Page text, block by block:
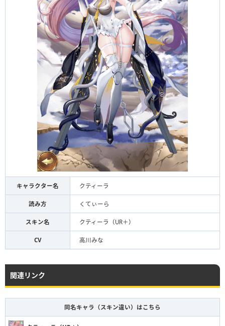
キャラクター名 クティーラ
読み方 くてぃーら
スキン名 クティーラ（UR＋）
CV 高川みな
関連リンク
同名キャラ（スキン違い）はこちら